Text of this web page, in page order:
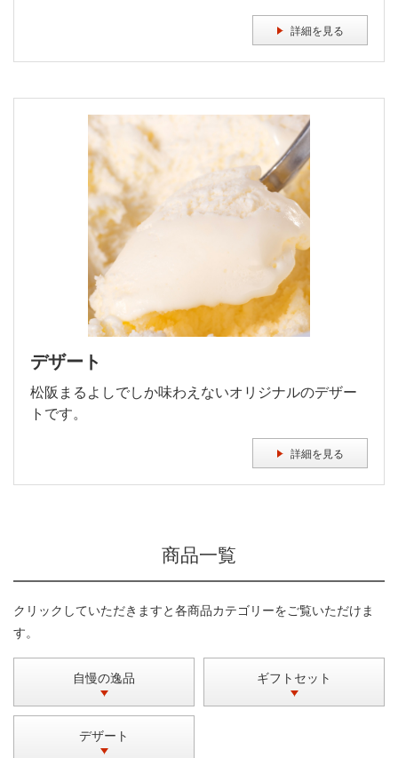
詳細を見る
デザート
松阪まるよしでしか味わえないオリジナルのデザー
トです。
詳細を見る
商品一覧
クリックしていただきますと各商品カテゴリーをご覧いただけま
す。
自慢の逸品 ギフトセット
デザート